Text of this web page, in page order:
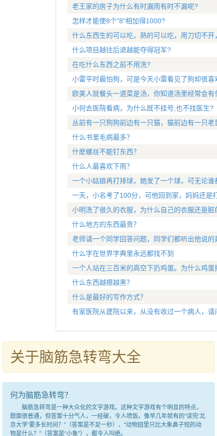
老王家的房子为什么有时漏雨有时不漏呢?
怎样才能使8个"8"相加得1000?
什么东西生的可以吃，熟的可以吃，用刀切不
什么项目越往后退越能夺得冠军?
在吃什么东西之前不用洗?
小雷平时最怕狗，可是今天小雷看见了狗却很喜
欧美人就餐头一道菜是汤，你知道汤里经常会有
小何去医院看病，为什么既不挂号,也不找医生?
丛前有一只狗狗前边有一只猫，猫前边有一只老
什么书里毛病最多？
什麽螺丝不能钉东西？
什么人最喜欢下雨？
一个小姑娘再打排球，她发了一个球，可无论谁
一天，小名考了100分，可他回到家，妈妈还是
小明洗了很久的衣服，为什么自己的衣服还是脏
什么地方的东西最贵？
老师请一个同学回答问题，同学们都听出他说
什么字在世界字典里永远都找不到
一个人站在三百米的高空下扔鸡蛋。为什么鸡
什么东西越擦越黑？
什么是最好的写作方式？
有家医院从建院以来，从没有收过一个病人，请
关于脑筋急转弯大全
何为脑筋急转弯？
脑筋急转弯是一种大众化的文字游戏。这种文字游戏有个明显的特点，
题面很普通，但答案十分气人，一经破，令人喷饭。像早几年就有的“读完‘北
京大学’要多长时间？”（答案是不足一秒）、“动物园里只比大象鼻子短的动
物是什么？”（答案是“小象”），都令人叫绝。